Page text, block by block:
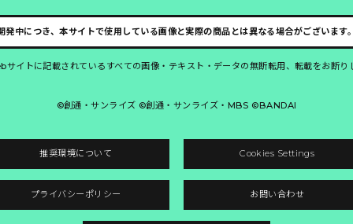
発中につき、本サイトで使用している画像と実際の商品とは異なる場合がございます。
サイトに記載されているすべての画像・テキスト・データの無断転用、転載をお断り
©創通・サンライズ ©創通・サンライズ・MBS ©BANDAI
推奨環境について Cookies Settings
プライバシーポリシー お問い合わせ